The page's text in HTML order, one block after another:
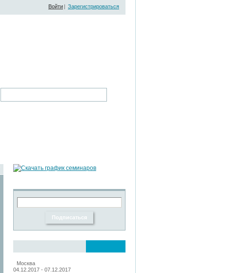
Войти | Зарегистрироваться
Москва
04.12.2017 - 07.12.2017